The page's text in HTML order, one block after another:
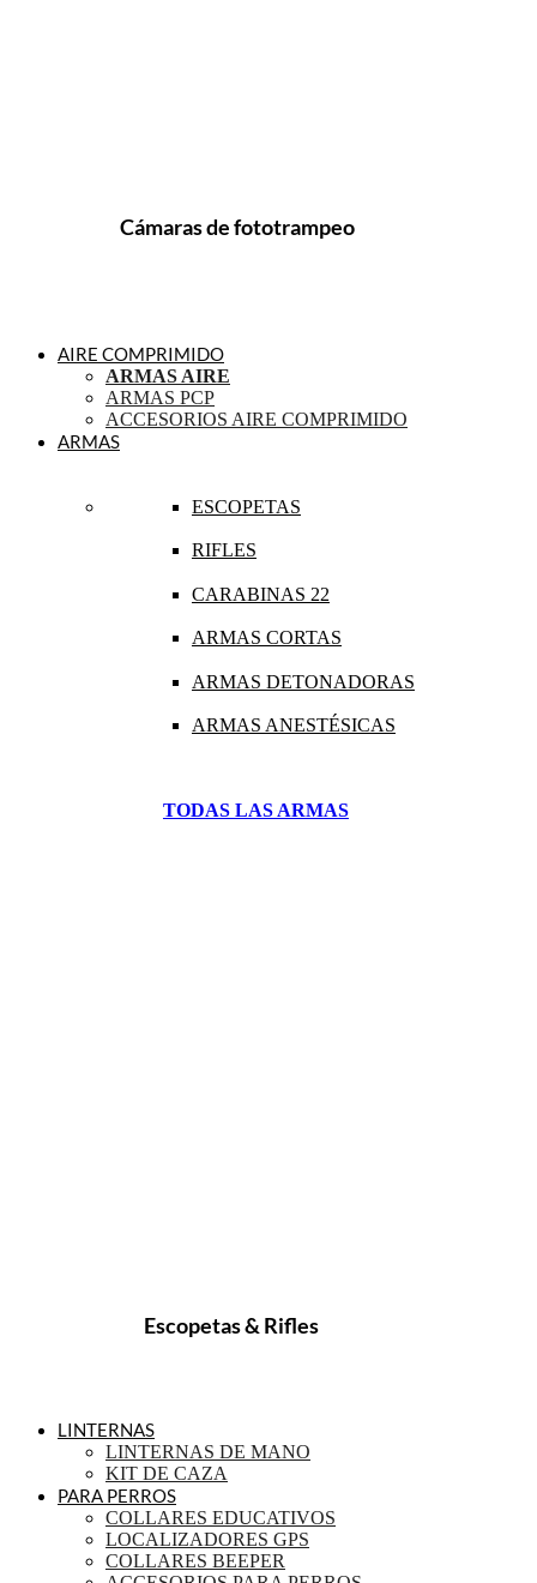
Cámaras de fototrampeo
AIRE COMPRIMIDO
ARMAS AIRE
ARMAS PCP
ACCESORIOS AIRE COMPRIMIDO
ARMAS
ESCOPETAS
RIFLES
CARABINAS 22
ARMAS CORTAS
ARMAS DETONADORAS
ARMAS ANESTÉSICAS
TODAS LAS ARMAS
Escopetas & Rifles
LINTERNAS
LINTERNAS DE MANO
KIT DE CAZA
PARA PERROS
COLLARES EDUCATIVOS
LOCALIZADORES GPS
COLLARES BEEPER